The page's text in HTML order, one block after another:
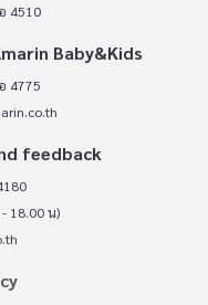
4510
Baby&Kids
4775
feedback
18.00 น)